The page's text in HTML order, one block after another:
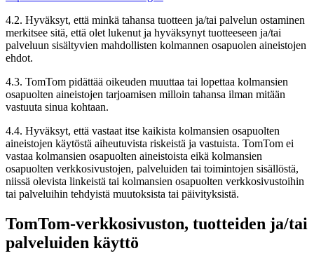
4.2. Hyväksyt, että minkä tahansa tuotteen ja/tai palvelun ostaminen
merkitsee sitä, että olet lukenut ja hyväksynyt tuotteeseen ja/tai
palveluun sisältyvien mahdollisten kolmannen osapuolen aineistojen
ehdot.
4.3. TomTom pidättää oikeuden muuttaa tai lopettaa kolmansien
osapuolten aineistojen tarjoamisen milloin tahansa ilman mitään
vastuuta sinua kohtaan.
4.4. Hyväksyt, että vastaat itse kaikista kolmansien osapuolten
aineistojen käytöstä aiheutuvista riskeistä ja vastuista. TomTom ei
vastaa kolmansien osapuolten aineistoista eikä kolmansien
osapuolten verkkosivustojen, palveluiden tai toimintojen sisällöstä,
niissä olevista linkeistä tai kolmansien osapuolten verkkosivustoihin
tai palveluihin tehdyistä muutoksista tai päivityksistä.
TomTom-verkkosivuston, tuotteiden ja/tai
palveluiden käyttö